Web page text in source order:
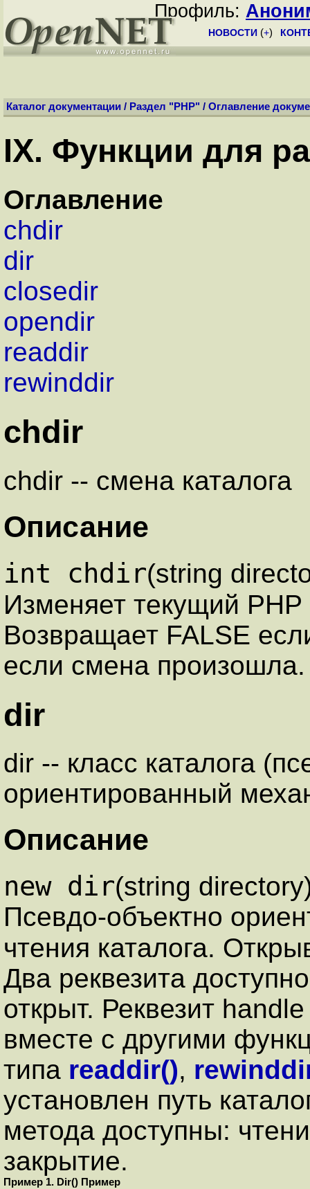
Профиль:
НОВОСТИ (+)
Каталог документации / Раздел "PHP" / Оглавление
IX. Функции для
Оглавление
chdir
dir
closedir
opendir
readdir
rewinddir
chdir
chdir -- смена каталога
Описание
int chdir(string
Изменяет текущий PHP
Возвращает FALSE
если смена произошла.
dir
dir -- класс каталога
ориентированный
Описание
new dir(string
Псевдо-объектно
чтения каталога.
Два реквезита
открыт. Реквезит
вместе с другими
типа readdir(),
установлен путь
метода доступны:
закрытие.
Пример 1. Dir() Пример